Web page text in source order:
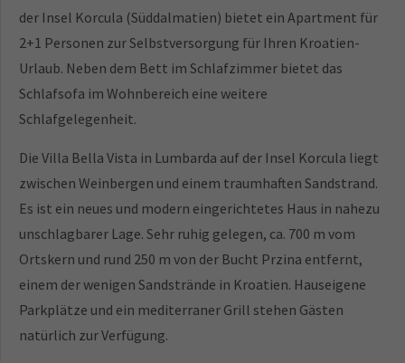
der Insel Korcula (Süddalmatien) bietet ein Apartment für
2+1 Personen zur Selbstversorgung für Ihren Kroatien-
Urlaub. Neben dem Bett im Schlafzimmer bietet das
Schlafsofa im Wohnbereich eine weitere
Schlafgelegenheit.
Die Villa Bella Vista in Lumbarda auf der Insel Korcula liegt
zwischen Weinbergen und einem traumhaften Sandstrand.
Es ist ein neues und modern eingerichtetes Haus in nahezu
unschlagbarer Lage. Sehr ruhig gelegen, ca. 700 m vom
Ortskern und rund 250 m von der Bucht Przina entfernt,
einem der wenigen Sandstrände in Kroatien. Hauseigene
Parkplätze und ein mediterraner Grill stehen Gästen
natürlich zur Verfügung.